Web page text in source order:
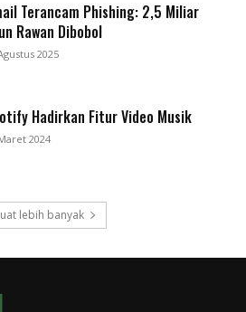
Terancam Phishing: 2,5 Miliar
Rawan Dibobol
2025
Hadirkan Fitur Video Musik
2024
lebih banyak